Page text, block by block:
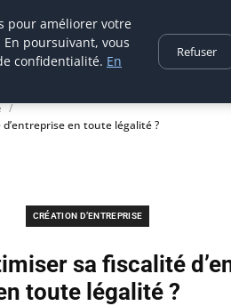
en toute légalité ?
CRÉATION D’ENTREPRISE
sa fiscalité
toute légalité ?
pour améliorer votre
poursuivant, vous
confidentialité. En
Refuser